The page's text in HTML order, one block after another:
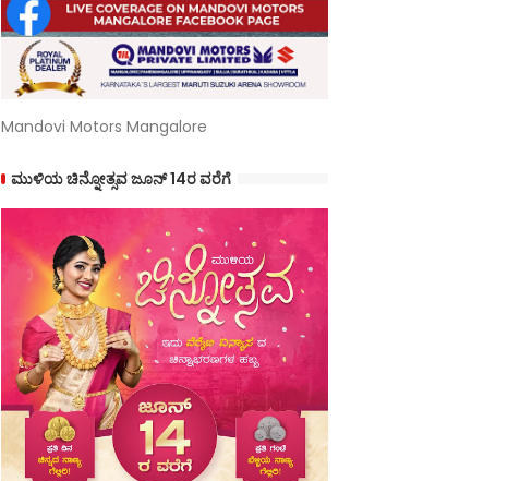
Mandovi Motors Mangalore
ಮುಳಿಯ ಚಿನ್ನೋತ್ಸವ ಜೂನ್ 14ರ ವರೆಗೆ